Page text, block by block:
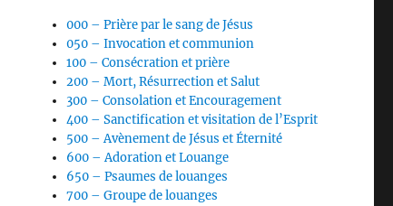
000 – Prière par le sang de Jésus
050 – Invocation et communion
100 – Consécration et prière
200 – Mort, Résurrection et Salut
300 – Consolation et Encouragement
400 – Sanctification et visitation de l’Esprit
500 – Avènement de Jésus et Éternité
600 – Adoration et Louange
650 – Psaumes de louanges
700 – Groupe de louanges